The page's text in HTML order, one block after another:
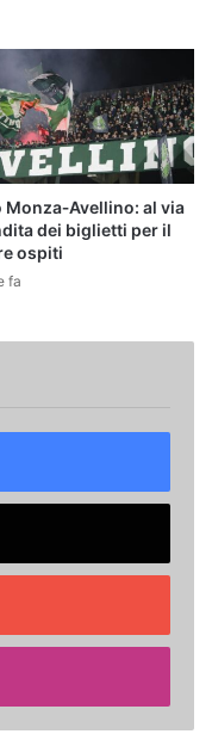
Monza‑Avellino: al via
dei biglietti per il
ospiti
fa